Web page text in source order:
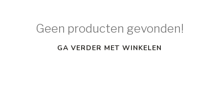
Geen producten gevonden!
GA VERDER MET WINKELEN